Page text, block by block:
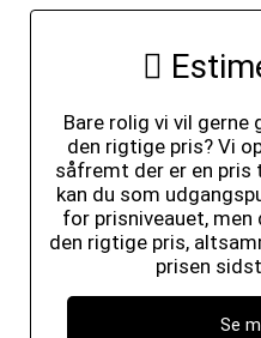
Bare rolig vi vil gerne
den rigtige pris? Vi
såfremt der er en
kan du som
for prisniveauet, men
den rigtige pris,
prisen
Se